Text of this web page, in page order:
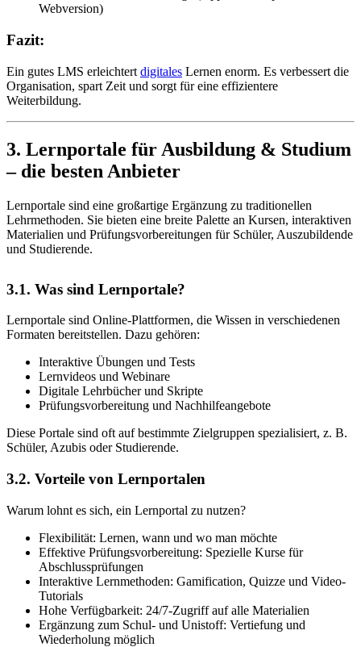
Webversion)
Fazit:
Ein gutes LMS erleichtert digitales Lernen enorm. Es verbessert die
Organisation, spart Zeit und sorgt für eine effizientere
Weiterbildung.
3. Lernportale für Ausbildung & Studium
– die besten Anbieter
Lernportale sind eine großartige Ergänzung zu traditionellen
Lehrmethoden. Sie bieten eine breite Palette an Kursen, interaktiven
Materialien und Prüfungsvorbereitungen für Schüler, Auszubildende
und Studierende.
3.1. Was sind Lernportale?
Lernportale sind Online-Plattformen, die Wissen in verschiedenen
Formaten bereitstellen. Dazu gehören:
Interaktive Übungen und Tests
Lernvideos und Webinare
Digitale Lehrbücher und Skripte
Prüfungsvorbereitung und Nachhilfeangebote
Diese Portale sind oft auf bestimmte Zielgruppen spezialisiert, z. B.
Schüler, Azubis oder Studierende.
3.2. Vorteile von Lernportalen
Warum lohnt es sich, ein Lernportal zu nutzen?
Flexibilität: Lernen, wann und wo man möchte
Effektive Prüfungsvorbereitung: Spezielle Kurse für
Abschlussprüfungen
Interaktive Lernmethoden: Gamification, Quizze und Video-
Tutorials
Hohe Verfügbarkeit: 24/7-Zugriff auf alle Materialien
Ergänzung zum Schul- und Unistoff: Vertiefung und
Wiederholung möglich